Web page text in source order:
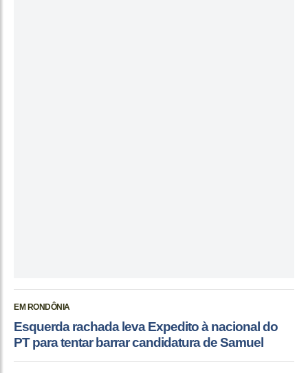
EM RONDÔNIA
Esquerda rachada leva Expedito à nacional do
PT para tentar barrar candidatura de Samuel